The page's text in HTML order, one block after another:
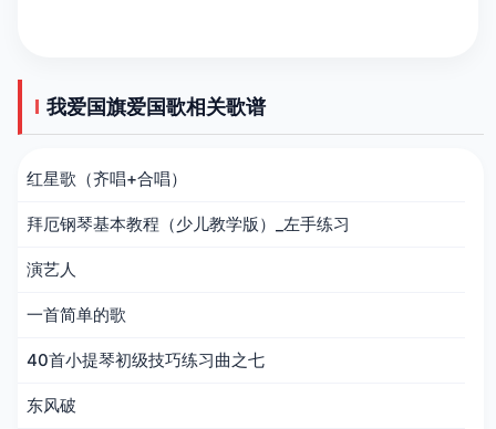
我爱国旗爱国歌相关歌谱
红星歌（齐唱+合唱）
拜厄钢琴基本教程（少儿教学版）_左手练习
演艺人
一首简单的歌
40首小提琴初级技巧练习曲之七
东风破